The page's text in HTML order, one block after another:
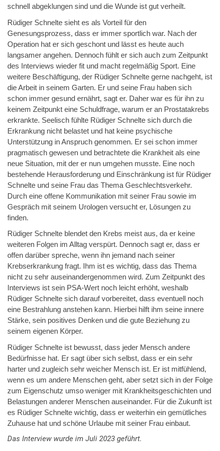
schnell abgeklungen sind und die Wunde ist gut verheilt.
Rüdiger Schnelte sieht es als Vorteil für den
Genesungsprozess, dass er immer sportlich war. Nach der
Operation hat er sich geschont und lässt es heute auch
langsamer angehen. Dennoch fühlt er sich auch zum Zeitpunkt
des Interviews wieder fit und macht regelmäßig Sport. Eine
weitere Beschäftigung, der Rüdiger Schnelte gerne nachgeht, ist
die Arbeit in seinem Garten. Er und seine Frau haben sich
schon immer gesund ernährt, sagt er. Daher war es für ihn zu
keinem Zeitpunkt eine Schuldfrage, warum er an Prostatakrebs
erkrankte. Seelisch fühlte Rüdiger Schnelte sich durch die
Erkrankung nicht belastet und hat keine psychische
Unterstützung in Anspruch genommen. Er sei schon immer
pragmatisch gewesen und betrachtete die Krankheit als eine
neue Situation, mit der er nun umgehen musste. Eine noch
bestehende Herausforderung und Einschränkung ist für Rüdiger
Schnelte und seine Frau das Thema Geschlechtsverkehr.
Durch eine offene Kommunikation mit seiner Frau sowie im
Gespräch mit seinem Urologen versucht er, Lösungen zu
finden.
Rüdiger Schnelte blendet den Krebs meist aus, da er keine
weiteren Folgen im Alltag verspürt. Dennoch sagt er, dass er
offen darüber spreche, wenn ihn jemand nach seiner
Krebserkrankung fragt. Ihm ist es wichtig, dass das Thema
nicht zu sehr auseinandergenommen wird. Zum Zeitpunkt des
Interviews ist sein PSA-Wert noch leicht erhöht, weshalb
Rüdiger Schnelte sich darauf vorbereitet, dass eventuell noch
eine Bestrahlung anstehen kann. Hierbei hilft ihm seine innere
Stärke, sein positives Denken und die gute Beziehung zu
seinem eigenen Körper.
Rüdiger Schnelte ist bewusst, dass jeder Mensch andere
Bedürfnisse hat. Er sagt über sich selbst, dass er ein sehr
harter und zugleich sehr weicher Mensch ist. Er ist mitfühlend,
wenn es um andere Menschen geht, aber setzt sich in der Folge
zum Eigenschutz umso weniger mit Krankheitsgeschichten und
Belastungen anderer Menschen auseinander. Für die Zukunft ist
es Rüdiger Schnelte wichtig, dass er weiterhin ein gemütliches
Zuhause hat und schöne Urlaube mit seiner Frau einbaut.
Das Interview wurde im Juli 2023 geführt.